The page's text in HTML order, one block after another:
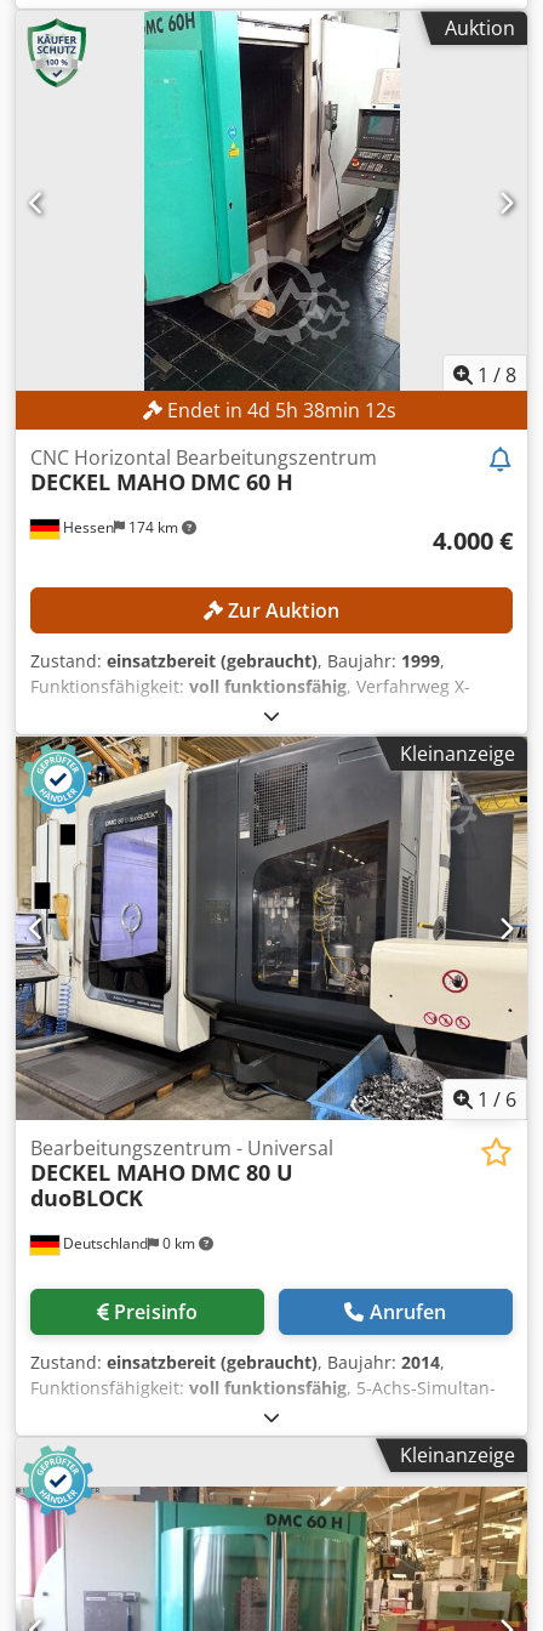
Verfahrbereich: X = 800 mm Y = 700 mm Z = 600 mm
Drehzahlbereich: 0 - 12000 U/min. Werkzeugaufnahme:
ISO 40 Werkzeugwechsler: 60-fach Werkzeugmagazin
Tisch: 800 x 635 mm Antrieb: Frässpindel 10,0 kW
Palettenwechsler IKZ mit Hochdruckpumpe und Kompakt-
Filteranlage Späneförderer Djdpfjv Rvqbex Agvock
Spindelkühlung Blohm Werkzeugsbemessung
Auktion
1 /8
Endet in 4d 5h 38min 10s
Hessen 174 km
CNC Horizontal Bearbeitungszentrum
DECKEL MAHO DMC 60 H
4.000 €
Zur Auktion
Zustand: einsatzbereit (gebraucht), Baujahr: 1999,
Funktionsfähigkeit: voll funktionsfähig, Verfahrweg X-
, Verfahrweg Y-Achse:
Z-Achse:560 mm, Werkstückgewicht (max.):600 kg, Anzahl
der Steckplätze im Werkzeugmagazin:60, Schwenkwinkel
C-Achse (max.):360 °
, Kein Mindestpreis - garantierter
Verkauf zum höchsten Gebot! TECHNISCHE DETAILS
Dedpfjzpxd Rox Agvsck Spindelaufnahme: SK40
Verfahrweg X-Achse: 600 mm Verfahrweg Y-Achse: 560 mm
Verfahrweg Z-Achse: 560 mm Schwenkbereich B-Achse:
360° Anzahl Werkzeugplätze im Magazin: 60 MASCHINEN-
DETAILS Steuerung: Siemens Anzahl Paletten: 2
Palettengröße: 400 × 500 mm Zulässige Palettenbelastung:
600 kg Maschinengewicht: 10.500 kg
Kleinanzeige
1 / 6
Deutschland 0 km
Bearbeitungszentrum - Universal
DECKEL MAHO DMC 80 U
duoBLOCK
Preisinfo Anrufen
Zustand: einsatzbereit (gebraucht), Baujahr: 2014,
Funktionsfähigkeit: voll funktionsfähig, 5-Achs-Simultan-
Bearbeitungszentrum - Universal Fabrikat: DECKEL MAHO /
Typ: DMC 80U duoBLOCK / Baujahr: 2014 Betriebsstunden
(KW 31/2026): - Einschaltstunden: 26.642 h -
Spindelstunden: 14.604 h Die Maschine kann nach
Terminabsprache unter Strom besichtigt werden. Djdpszq
S Dmefx Agvock TECHNISCHE SPEZIFIKATIONEN /
AUSSTATTUNG: - 800 mm x 1.050 mm x 850 mm -
Hauptantrieb: Motorspindel 12.000 U/min -
Werkzeugaufnahme: SK 50 - Universalfräskopf mit
Kleinanzeige